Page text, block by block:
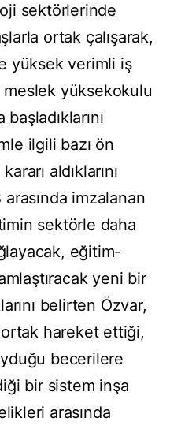
sektörlerinde
ortak çalışarak,
yüksek verimli iş
yüksekokulu
ilgili bazı ön
aldıklarını
imzalanan
sektörle daha
eğitim-
yeni bir
belirten Özvar,
hareket ettiği,
becerilere
bir sistem inşa
arasında